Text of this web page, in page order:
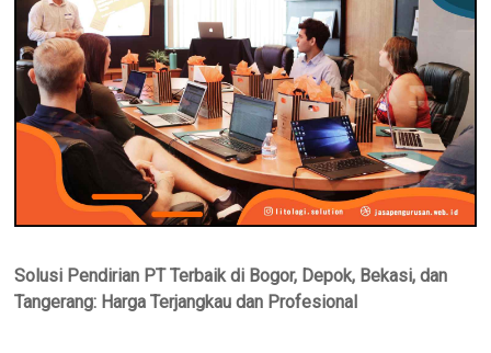
Solusi Pendirian PT Terbaik di Bogor, Depok, Bekasi, dan
Tangerang: Harga Terjangkau dan Profesional